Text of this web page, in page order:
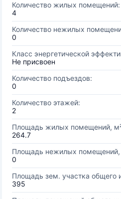
Количество жилых помещений:
4
Количество нежилых
0
Класс энергетической
Не присвоен
Количество подъездов:
0
Количество этажей:
2
Площадь жилых помещений,
264.7
Площадь нежилых помещений,
0
Площадь зем. участка общего
395